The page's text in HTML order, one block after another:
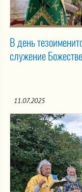
В день
служение
11.07.2025